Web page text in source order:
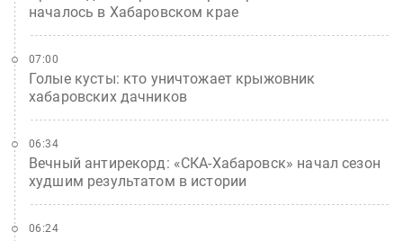
началось в Хабаровском крае
Голые кусты: кто уничтожает крыжовник
хабаровских дачников
07:00
Вечный антирекорд: «СКА-Хабаровск» начал сезон
худшим результатом в истории
06:34
06:24